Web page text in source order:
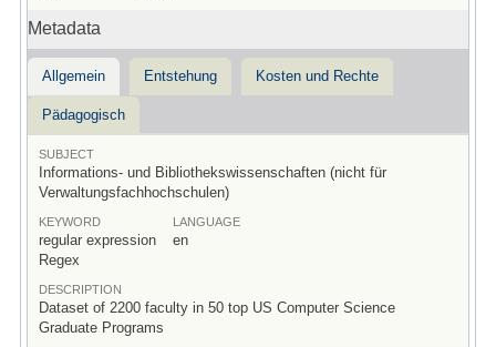
Metadata
Allgemein Entstehung Kosten und Rechte
Pädagogisch
SUBJECT
Informations- und Bibliothekswissenschaften (nicht für
Verwaltungsfachhochschulen)
KEYWORD
regular expression
Regex
LANGUAGE
en
DESCRIPTION
Dataset of 2200 faculty in 50 top US Computer Science
Graduate Programs